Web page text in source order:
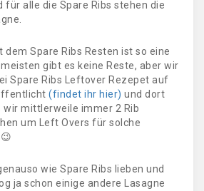
für alle die Spare Ribs stehen die
dem Spare Ribs Resten ist so eine
gibt es keine Reste, aber wir
Spare Ribs Leftover Rezepet auf
(findet ihr hier) und dort
wir mittlerweile immer 2 Rib
um Left Overs für solche
wie Spare Ribs lieben und
ja schon einige andere Lasagne